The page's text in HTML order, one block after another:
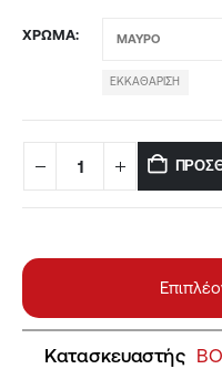
ΧΡΏΜΑ
ΕΚΚΑΘΆΡΙΣΗ
Κατασκευαστής